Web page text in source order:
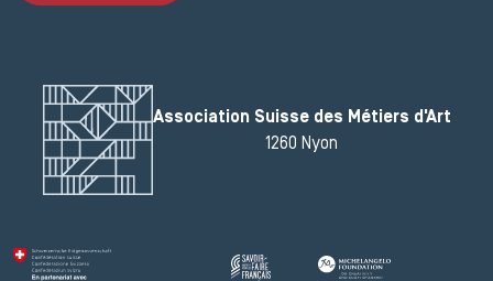
Association Suisse des Métiers d'Art
1260 Nyon